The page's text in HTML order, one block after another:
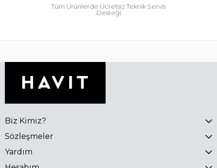
Tüm Ürünlerde Ücretsiz Teknik Servis
Desteği
Biz Kimiz?
Sözleşmeler
Yardım